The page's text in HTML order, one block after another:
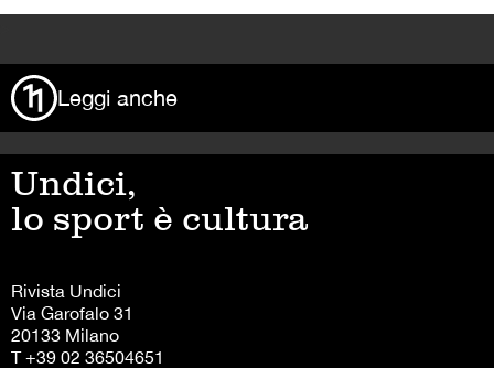
Leggi anche
Undici,
lo sport è cultura
Rivista Undici
Via Garofalo 31
20133 Milano
T +39 02 36504651